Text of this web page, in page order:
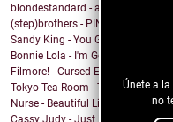
Únete a
no
blondestandard - arms of another
(step)brothers - PINOT NOIR
Sandy King - You Got Me Mixed
Bonnie Lola - I'm Going Home
Filmore! - Cursed Energy
Tokyo Tea Room - Tell Me How
Nurse - Beautiful Lie
Cassy Judy - Just For Being Who